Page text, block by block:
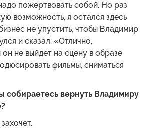
пожертвовать собой. Но раз
возможность, я остался здесь
не упустить, чтобы Владимир
и сказал: «Отлично,
не выйдет на сцену в образе
фильмы, сниматься
собираетесь вернуть Владимиру